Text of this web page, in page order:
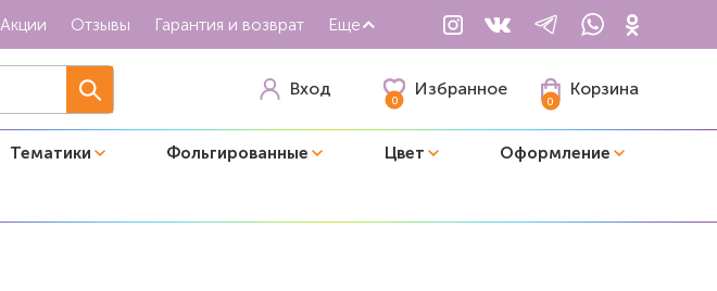
Акции Отзывы Гарантия и возврат Еще
Вход
0
Избранное
0
Корзина
Тематики Фольгированные Цвет Оформление